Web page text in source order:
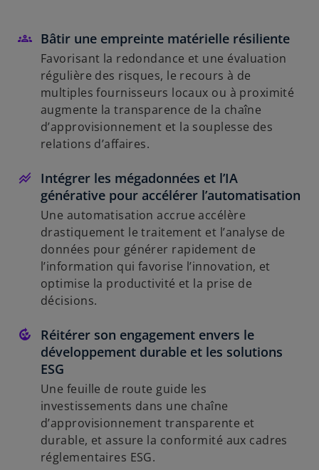
Bâtir une empreinte matérielle résiliente
Favorisant la redondance et une évaluation
régulière des risques, le recours à de
multiples fournisseurs locaux ou à proximité
augmente la transparence de la chaîne
d’approvisionnement et la souplesse des
relations d’affaires.
Intégrer les mégadonnées et l’IA
générative pour accélérer l’automatisation
Une automatisation accrue accélère
drastiquement le traitement et l’analyse de
données pour générer rapidement de
l’information qui favorise l’innovation, et
optimise la productivité et la prise de
décisions.
Réitérer son engagement envers le
développement durable et les solutions
ESG
Une feuille de route guide les
investissements dans une chaîne
d’approvisionnement transparente et
durable, et assure la conformité aux cadres
réglementaires ESG.